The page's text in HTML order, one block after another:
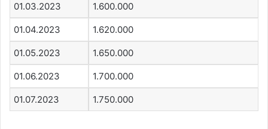
01.03.2023 1.600.000
01.04.2023 1.620.000
01.05.2023 1.650.000
01.06.2023 1.700.000
01.07.2023 1.750.000